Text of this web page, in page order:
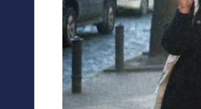
Collaborations